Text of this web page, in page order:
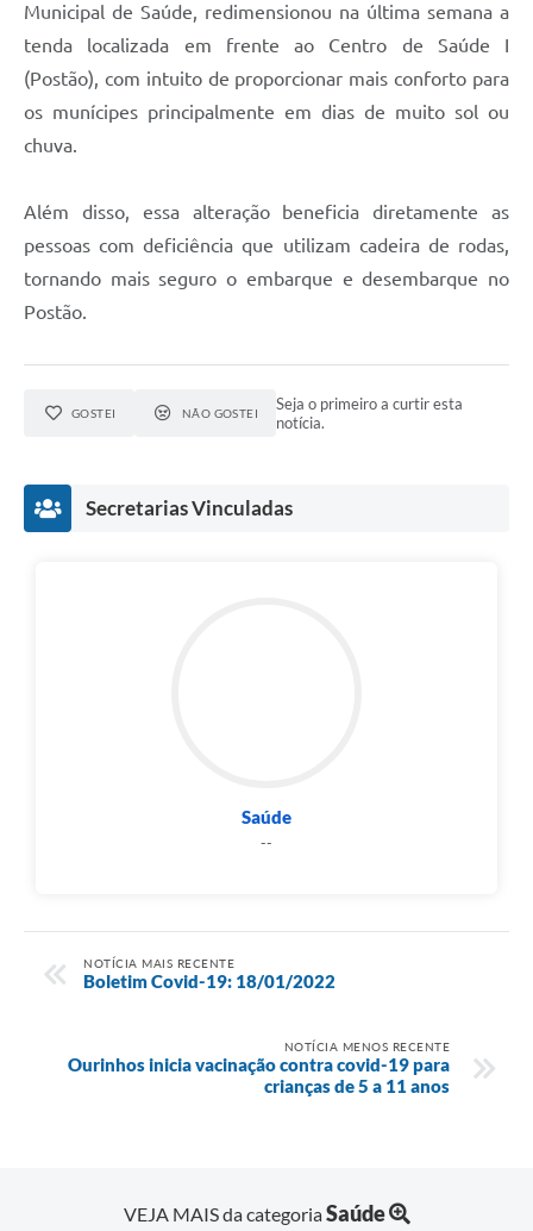
Municipal de Saúde, redimensionou na última semana a
tenda localizada em frente ao Centro de Saúde I
(Postão), com intuito de proporcionar mais conforto para
os munícipes principalmente em dias de muito sol ou
chuva.
Além disso, essa alteração beneficia diretamente as
pessoas com deficiência que utilizam cadeira de rodas,
tornando mais seguro o embarque e desembarque no
Postão.
GOSTEI NÃO GOSTEI
Seja o primeiro a curtir esta
notícia.
Secretarias Vinculadas
Saúde
--
NOTÍCIA MAIS RECENTE
Boletim Covid-19: 18/01/2022
NOTÍCIA MENOS RECENTE
Ourinhos inicia vacinação contra covid-19 para
crianças de 5 a 11 anos
VEJA MAIS da categoriaSaúde